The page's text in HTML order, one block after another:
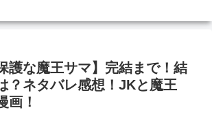
護な魔王サマ】完結まで！結
？ネタバレ感想！JKと魔王
画！